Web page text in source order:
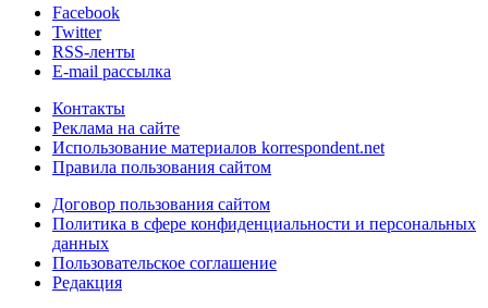
Facebook
Twitter
RSS-ленты
E-mail рассылка
Контакты
Реклама на сайте
Использование материалов korrespondent.net
Правила пользования сайтом
Договор пользования сайтом
Политика в сфере конфиденциальности и персональных
данных
Пользовательское соглашение
Редакция